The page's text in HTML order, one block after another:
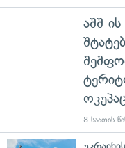
აშშ-
8 საათის